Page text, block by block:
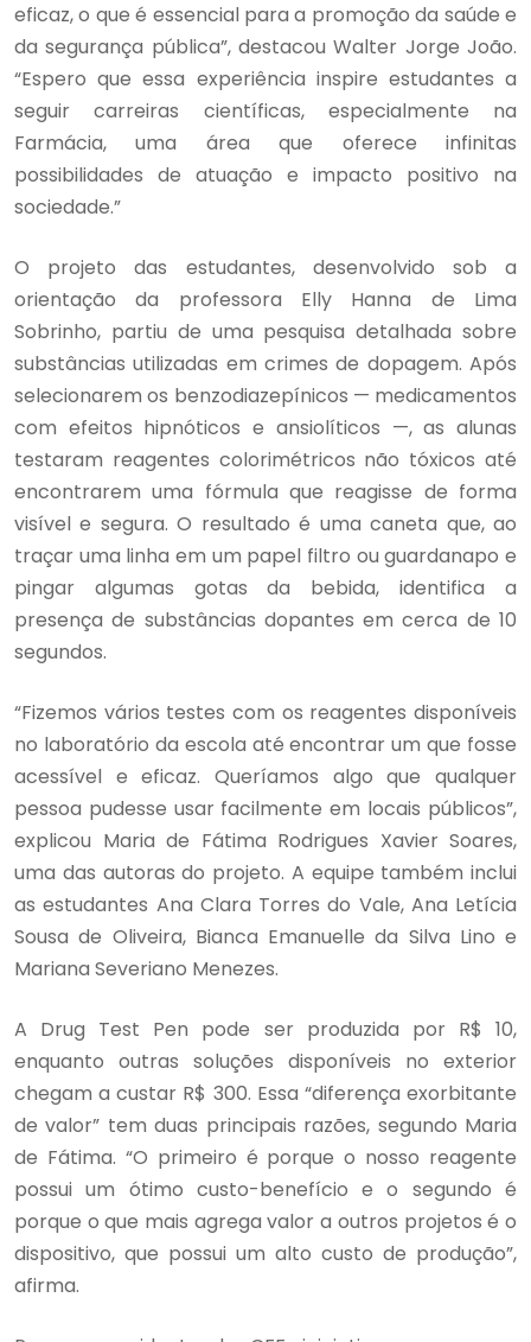
eficaz, o que é essencial para a promoção da saúde e
da segurança pública”, destacou Walter Jorge João.
“Espero que essa experiência inspire estudantes a
seguir carreiras científicas, especialmente na
Farmácia, uma área que oferece infinitas
possibilidades de atuação e impacto positivo na
sociedade.”
O projeto das estudantes, desenvolvido sob a
orientação da professora Elly Hanna de Lima
Sobrinho, partiu de uma pesquisa detalhada sobre
substâncias utilizadas em crimes de dopagem. Após
selecionarem os benzodiazepínicos — medicamentos
com efeitos hipnóticos e ansiolíticos —, as alunas
testaram reagentes colorimétricos não tóxicos até
encontrarem uma fórmula que reagisse de forma
visível e segura. O resultado é uma caneta que, ao
traçar uma linha em um papel filtro ou guardanapo e
pingar algumas gotas da bebida, identifica a
presença de substâncias dopantes em cerca de 10
segundos.
“Fizemos vários testes com os reagentes disponíveis
no laboratório da escola até encontrar um que fosse
acessível e eficaz. Queríamos algo que qualquer
pessoa pudesse usar facilmente em locais públicos”,
explicou Maria de Fátima Rodrigues Xavier Soares,
uma das autoras do projeto. A equipe também inclui
as estudantes Ana Clara Torres do Vale, Ana Letícia
Sousa de Oliveira, Bianca Emanuelle da Silva Lino e
Mariana Severiano Menezes.
A Drug Test Pen pode ser produzida por R$ 10,
enquanto outras soluções disponíveis no exterior
chegam a custar R$ 300. Essa “diferença exorbitante
de valor” tem duas principais razões, segundo Maria
de Fátima. “O primeiro é porque o nosso reagente
possui um ótimo custo-benefício e o segundo é
porque o que mais agrega valor a outros projetos é o
dispositivo, que possui um alto custo de produção”,
afirma.